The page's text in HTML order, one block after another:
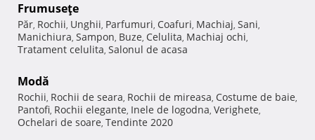
Frumuseţe
Păr, Rochii, Unghii, Parfumuri, Coafuri, Machiaj, Sani,
Manichiura, Sampon, Buze, Celulita, Machiaj ochi,
Tratament celulita, Salonul de acasa
Modă
Rochii, Rochii de seara, Rochii de mireasa, Costume de baie,
Pantofi, Rochii elegante, Inele de logodna, Verighete,
Ochelari de soare, Tendinte 2020